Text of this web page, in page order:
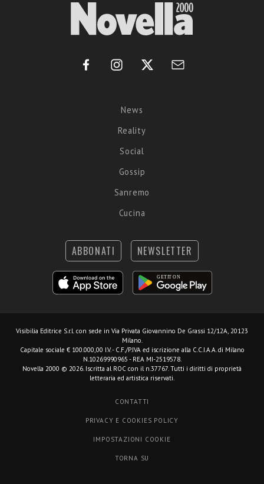
News
Reality
Social
Gossip
Sanremo
Cucina
ABBONATI NEWSLETTER
Visibilia Editrice S.r.l. con sede in Via Privata Giovannino De Grassi 12/12A, 20123
Milano.
Capitale sociale € 100.000,00 I.V. - C.F./P.IVA ed iscrizione alla C.C.I.A.A. di Milano
N.10269990965 - REA MI-2519578.
Novella 2000 © 2026. Iscritta al ROC con il n.37767. Tutti i diritti di proprietà
letteraria ed artistica riservati.
CONTATTI
PRIVACY E COOKIES POLICY
IMPOSTAZIONI COOKIE
TORNA SU